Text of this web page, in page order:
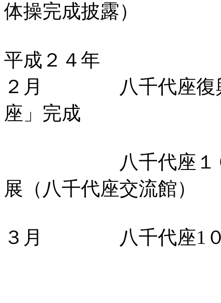
体操完成披露）
平成２４年
２月 八千代座復興
座」完成
八千代座１００
展（八千代座交流館）
３月 八千代座1００